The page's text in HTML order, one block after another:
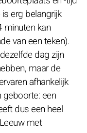
erg belangrijk
minuten kan
van een teken).
dag zijn
maar de
afhankelijk
geboorte: een
dus een heel
met